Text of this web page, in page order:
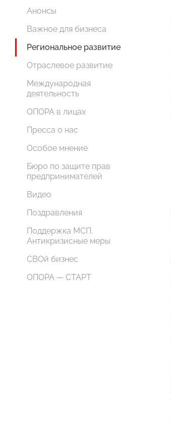
Анонсы
Важное для бизнеса
Региональное развитие
Отраслевое развитие
Международная
деятельность
ОПОРА в лицах
Пресса о нас
Особое мнение
Бюро по защите прав
предпринимателей
Видео
Поздравления
Поддержка МСП.
Антикризисные меры
СВОй бизнес
ОПОРА — СТАРТ